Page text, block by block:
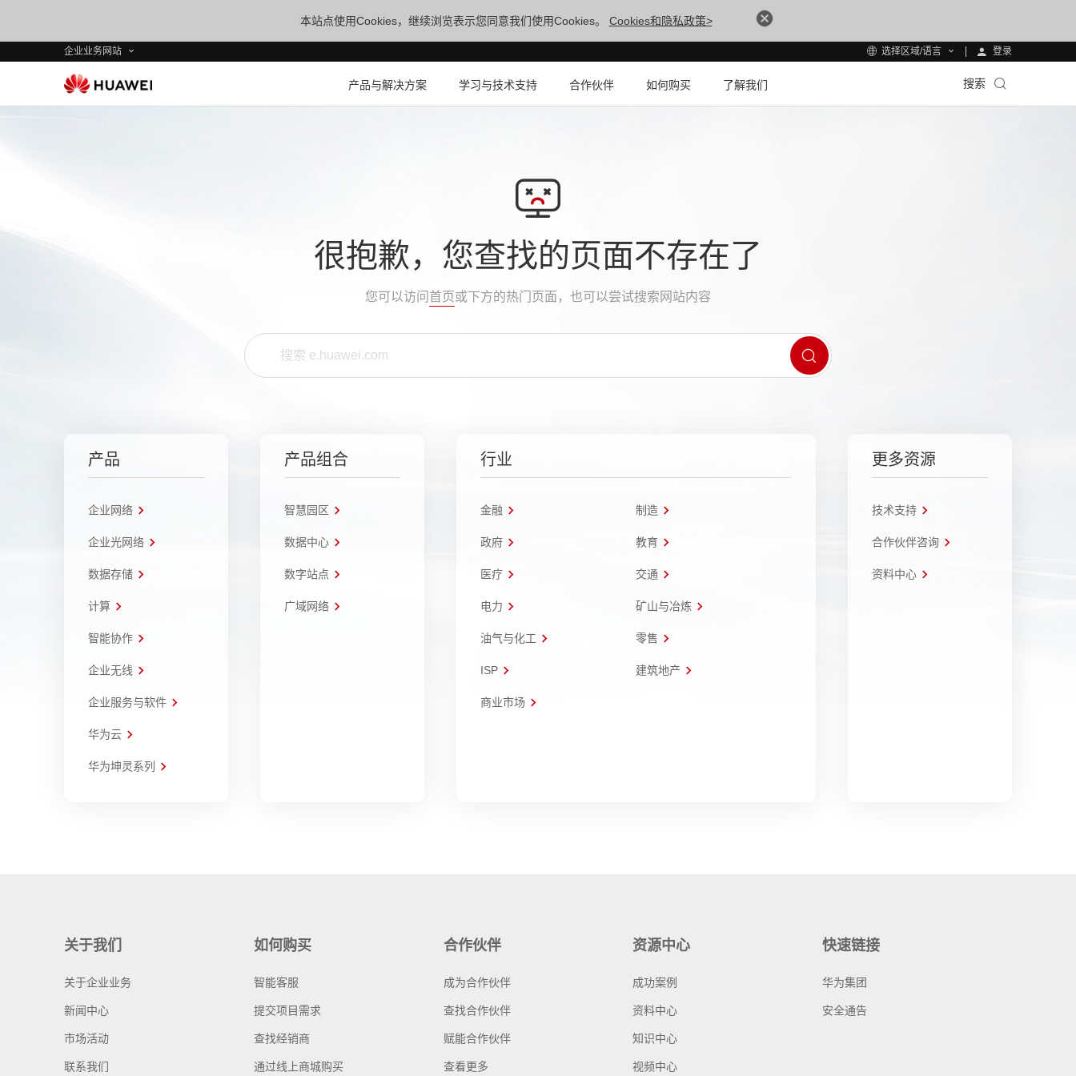
本站点使用Cookies，继续浏览表示您同意我们使用Cookies。 Cookies和隐私政策>
企业业务网站 选择区域/语言 登录
产品与解决方案 学习与技术支持 合作伙伴 如何购买 了解我们 搜索
很抱歉，您查找的页面不存在了
您可以访问 首页或下方的热门页面，也可以尝试搜索网站内容
产品
企业网络
企业光网络
数据存储
计算
智能协作
企业无线
企业服务与软件
华为云
华为坤灵系列
产品组合
智慧园区
数据中心
数字站点
广域网络
行业
金融 制造
政府 教育
医疗 交通
电力 矿山与冶炼
油气与化工 零售
ISP 建筑地产
商业市场
更多资源
技术支持
合作伙伴咨询
资料中心
关于我们
关于企业业务
新闻中心
市场活动
联系我们
如何购买
智能客服
提交项目需求
查找经销商
通过线上商城购买
合作伙伴
成为合作伙伴
查找合作伙伴
赋能合作伙伴
查看更多
资源中心
成功案例
资料中心
知识中心
视频中心
快速链接
华为集团
安全通告